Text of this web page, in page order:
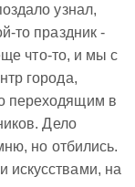
узнал,
то праздник -
что-то, и мы с
города,
переходящим в
Дело
но отбились.
на